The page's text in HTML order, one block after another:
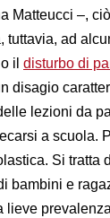
Matteucci –,
ad
o il disturbo di
disagio
lezioni da
a scuola.
Si tratta
bambini e